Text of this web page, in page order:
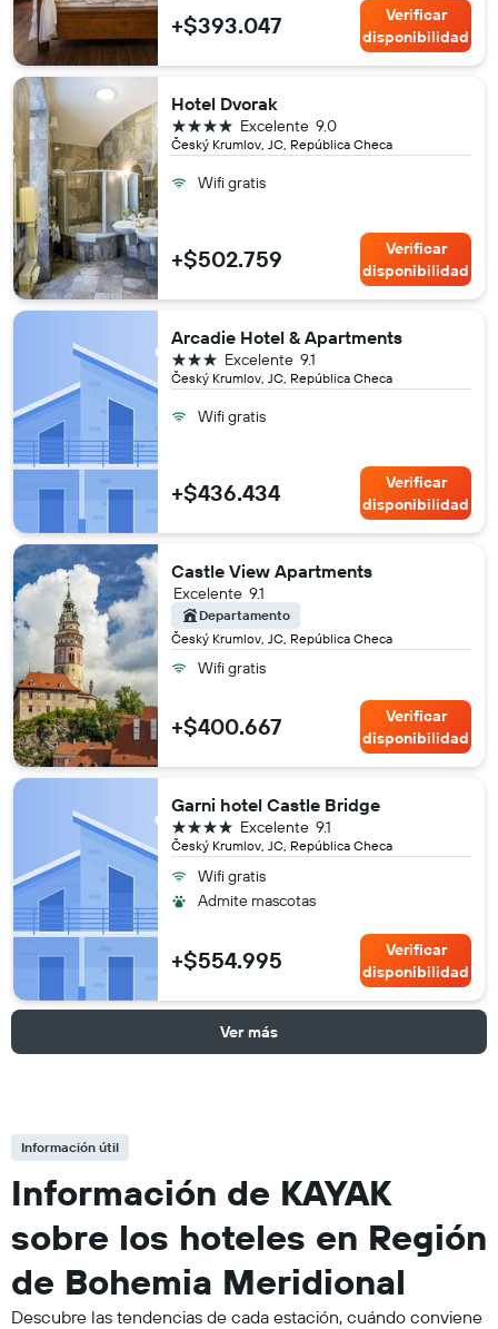
+$393.047
Verificar
disponibilidad
Hotel Dvorak
Český Krumlov, JC, República Checa
9.0
Excelente
4 estrellas
Wifi gratis
+$502.759
Verificar
disponibilidad
Arcadie Hotel & Apartments
Český Krumlov, JC, República Checa
9.1
Excelente
3 estrellas
Wifi gratis
+$436.434
Verificar
disponibilidad
Castle View Apartments
Český Krumlov, JC, República Checa
9.1
Excelente
Departamento
Wifi gratis
+$400.667
Verificar
disponibilidad
Garni hotel Castle Bridge
Český Krumlov, JC, República Checa
9.1
Excelente
4 estrellas
Wifi gratis
Admite mascotas
+$554.995
Verificar
disponibilidad
Ver más
Información útil
Información de KAYAK
sobre los hoteles en Región
de Bohemia Meridional
Descubre las tendencias de cada estación, cuándo conviene